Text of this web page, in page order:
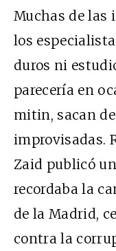
Muchas de las
los
duros ni
parecería en
mitin, sacan
improvisadas.
Zaid publicó
recordaba la
de la Madrid,
contra la